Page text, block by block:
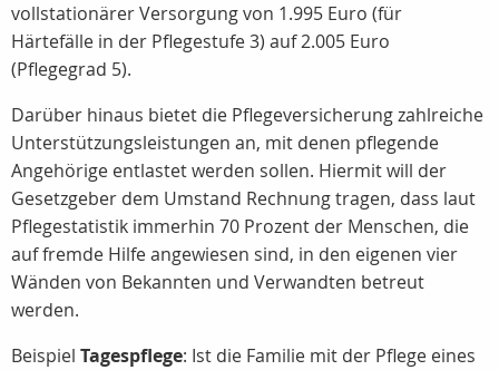
vollstationärer Versorgung von 1.995 Euro (für
Härtefälle in der Pflegestufe 3) auf 2.005 Euro
(Pflegegrad 5).
Darüber hinaus bietet die Pflegeversicherung zahlreiche
Unterstützungsleistungen an, mit denen pflegende
Angehörige entlastet werden sollen. Hiermit will der
Gesetzgeber dem Umstand Rechnung tragen, dass laut
Pflegestatistik immerhin 70 Prozent der Menschen, die
auf fremde Hilfe angewiesen sind, in den eigenen vier
Wänden von Bekannten und Verwandten betreut
werden.
Beispiel Tagespflege: Ist die Familie mit der Pflege eines